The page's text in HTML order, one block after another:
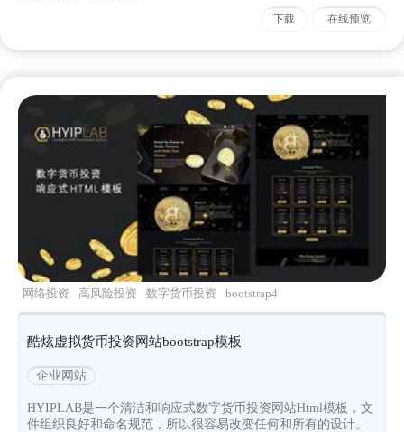
下载 在线预览
网络投资 高风险投资 数字货币投资
bootstrap4
框架
酷炫黑色
酷炫虚拟货币投资网站bootstrap模板
企业网站
HYIPLAB是一个清洁和响应式数字货币投资网站Html模板，文
件组织良好和命名规范，所以很容易改变任何和所有的设计。